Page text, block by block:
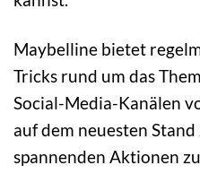
Maybelline bietet
Tricks rund um das
Social-Media-Kanälen
auf dem neuesten
spannenden Aktionen